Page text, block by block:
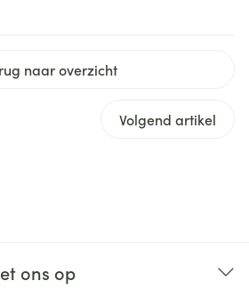
naar overzicht
Volgend artikel
ons op